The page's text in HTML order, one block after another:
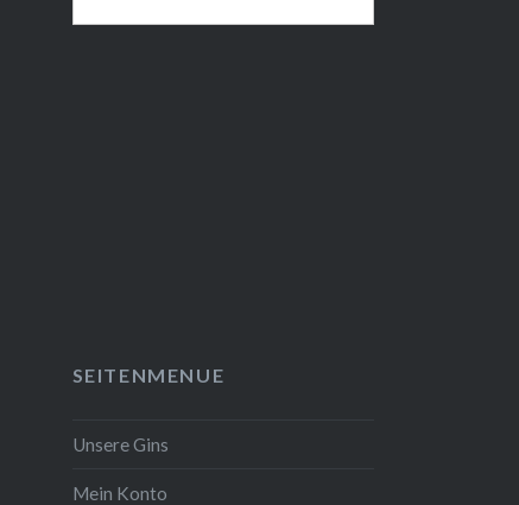
SEITENMENUE
Unsere Gins
Mein Konto